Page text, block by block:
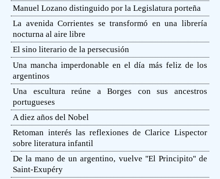
Manuel Lozano distinguido por la Legislatura porteña
La avenida Corrientes se transformó en una librería
nocturna al aire libre
El sino literario de la persecusión
Una mancha imperdonable en el día más feliz de los
argentinos
Una escultura reúne a Borges con sus ancestros
portugueses
A diez años del Nobel
Retoman interés las reflexiones de Clarice Lispector
sobre literatura infantil
De la mano de un argentino, vuelve ''El Principito'' de
Saint-Exupéry